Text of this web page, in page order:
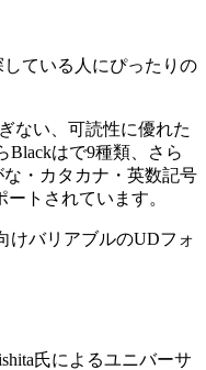
ている人にぴったりの
ない、可読性に優れた
Blackはで9種類、さら
・カタカナ・英数記号
トされています。
氏によるユニバーサ